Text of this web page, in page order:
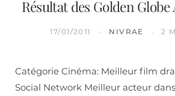
Résultat des Golden Globe
17/01/2011 NIVRAE 2
Catégorie Cinéma: Meilleur film
Social Network Meilleur acteur